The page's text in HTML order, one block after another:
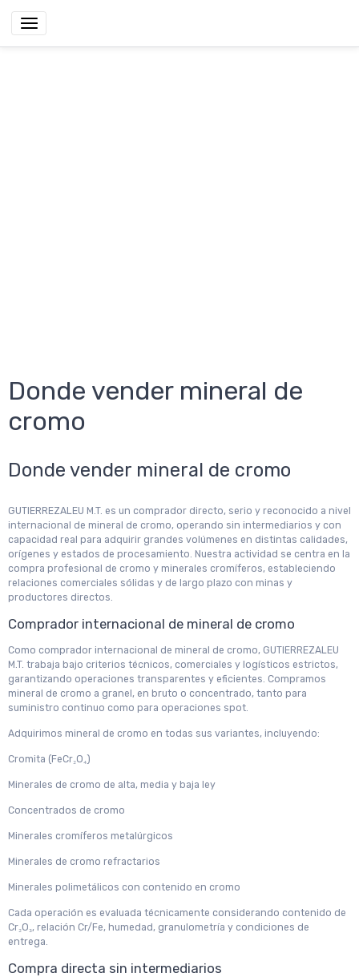
Donde vender mineral de
cromo
Donde vender mineral de cromo
GUTIERREZALEU M.T. es un comprador directo, serio y reconocido a nivel
internacional de mineral de cromo, operando sin intermediarios y con
capacidad real para adquirir grandes volúmenes en distintas calidades,
orígenes y estados de procesamiento. Nuestra actividad se centra en la
compra profesional de cromo y minerales cromíferos, estableciendo
relaciones comerciales sólidas y de largo plazo con minas y
productores directos.
Comprador internacional de mineral de cromo
Como comprador internacional de mineral de cromo, GUTIERREZALEU
M.T. trabaja bajo criterios técnicos, comerciales y logísticos estrictos,
garantizando operaciones transparentes y eficientes. Compramos
mineral de cromo a granel, en bruto o concentrado, tanto para
suministro continuo como para operaciones spot.
Adquirimos mineral de cromo en todas sus variantes, incluyendo:
Cromita (FeCr₂O₄)
Minerales de cromo de alta, media y baja ley
Concentrados de cromo
Minerales cromíferos metalúrgicos
Minerales de cromo refractarios
Minerales polimetálicos con contenido en cromo
Cada operación es evaluada técnicamente considerando contenido de
Cr₂O₃, relación Cr/Fe, humedad, granulometría y condiciones de
entrega.
Compra directa sin intermediarios